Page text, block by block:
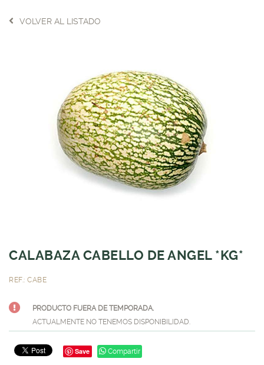
VOLVER AL LISTADO
CALABAZA CABELLO DE ANGEL *KG*
REF.: CABE
PRODUCTO FUERA DE TEMPORADA.
ACTUALMENTE NO TENEMOS DISPONIBILIDAD.
Save Compartir